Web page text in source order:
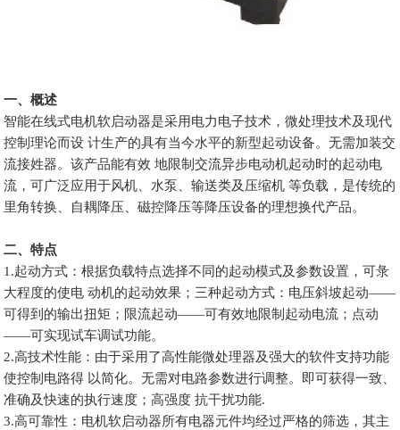
一、概述
智能在线式电机软启动器是采用电力电子技术，微处理技术及现代
控制理论而设 计生产的具有当今水平的新型起动设备。无需加装交
流接姓器。该产品能有效 地限制交流异步电动机起动时的起动电
流，可广泛应用于风机、水泵、输送类及压缩机 等负载，是传统的
里角转换、自耦降压、磁控降压等降压设备的理想换代产品。
二、特点
1.起动方式：根据负载特点选择不同的起动模式及参数设置，可彔
大程度的使电 动机的起动效果；三种起动方式：电压斜坡起动——
可得到的输出扭矩；限流起动——可有效地限制起动电流；点动
——可实现试车调试功能。
2.高技术性能：由于采用了高性能微处理器及强大的软件支持功能
使控制电路得 以简化。无需对电路参数进行调整。即可获得一致、
准确及快速的执行速度；高强度 抗干扰功能.
3.高可靠性：电机软启动器所有电器元件均经过严格的筛选，其主